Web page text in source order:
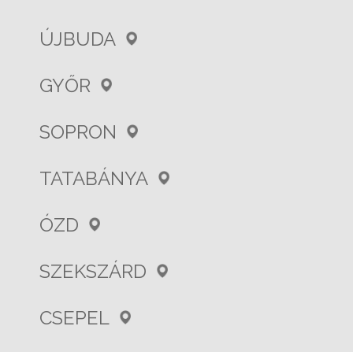
ÚJBUDA
GYŐR
SOPRON
TATABÁNYA
ÓZD
SZEKSZÁRD
CSEPEL